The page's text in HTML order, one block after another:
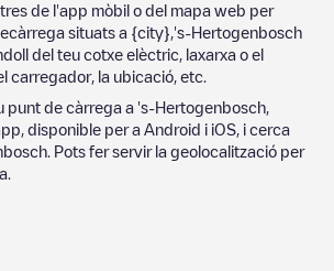
de l'app mòbil o del mapa web per
situats a {city} 's-Hertogenbosch
del teu cotxe elèctric, laxarxa o el
carregador, la ubicació, etc.
punt de càrrega a 's-Hertogenbosch
disponible per a Android i iOS, i cerca
. Pots fer servir la geolocalització per